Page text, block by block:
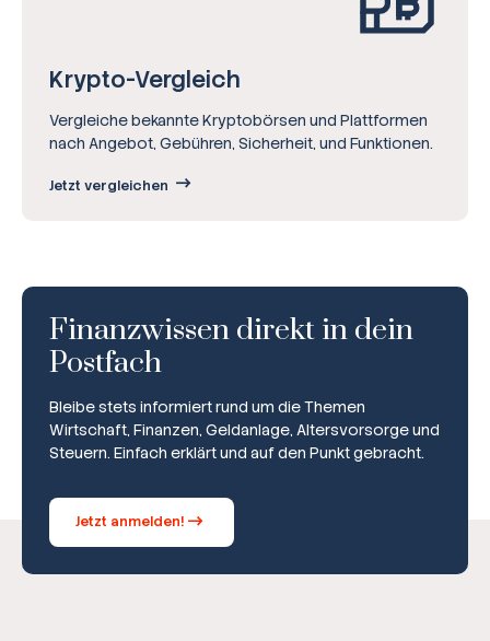
Krypto-Vergleich
Vergleiche bekannte Kryptobörsen und Plattformen
nach Angebot, Gebühren, Sicherheit, und Funktionen.
Jetzt vergleichen
Finanzwissen direkt in dein
Postfach
Bleibe stets informiert rund um die Themen
Wirtschaft, Finanzen, Geldanlage, Altersvorsorge und
Steuern. Einfach erklärt und auf den Punkt gebracht.
Jetzt anmelden!